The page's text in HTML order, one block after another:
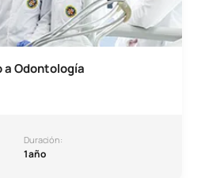
a Odontología
Duración:
1 año